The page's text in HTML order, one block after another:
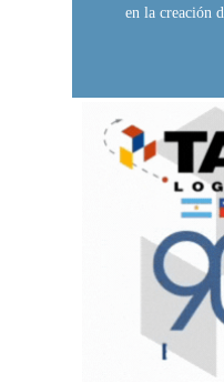
en la creación